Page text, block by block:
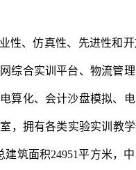
性、仿真性、先进性和
综合实训平台、物流管
算化、会计沙盘模拟、
拥有各类实验实训教
筑面积24951平方米，